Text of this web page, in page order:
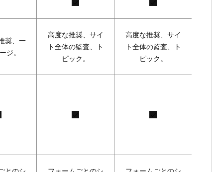
奨、一
ジ。
高度な推奨、サイ
ト全体の監査、ト
ピック。
高度な推奨、サイ
ト全体の監査、ト
ピック。